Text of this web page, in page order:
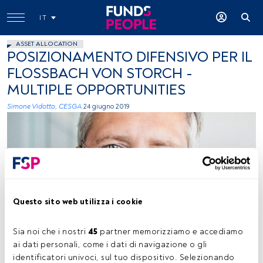
Questo sito web utilizza i cookie
Sia noi che i nostri 45 partner memorizziamo e accediamo
ai dati personali, come i dati di navigazione o gli
identificatori univoci, sul tuo dispositivo. Selezionando
IT
ASSET ALLOCATION
POSIZIONAMENTO DIFENSIVO PER IL
FLOSSBACH VON STORCH -
MULTIPLE OPPORTUNITIES
Simone Vidotto, CESGA 24 giugno 2019
Tempo di lettura: 2 min.